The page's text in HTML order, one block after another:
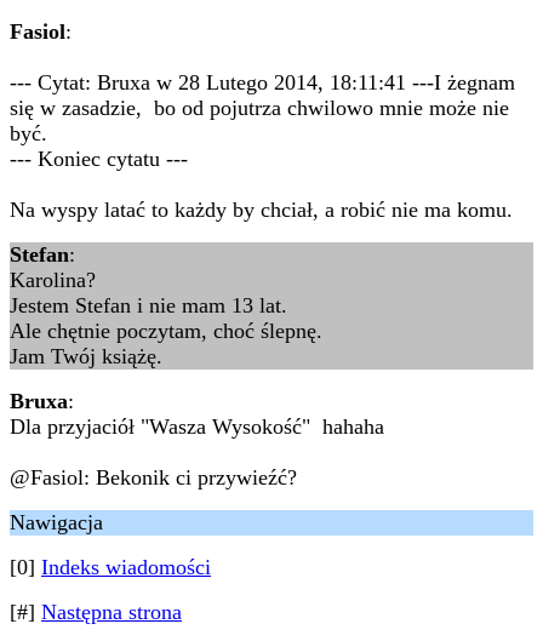
Fasiol:
--- Cytat: Bruxa w 28 Lutego 2014, 18:11:41 ---I żegnam
się w zasadzie, bo od pojutrza chwilowo mnie może nie
być.
--- Koniec cytatu ---
Na wyspy latać to każdy by chciał, a robić nie ma komu.
Stefan:
Karolina?
Jestem Stefan i nie mam 13 lat.
Ale chętnie poczytam, choć ślepnę.
Jam Twój książę.
Bruxa:
Dla przyjaciół "Wasza Wysokość" hahaha
@Fasiol: Bekonik ci przywieźć?
Nawigacja
[0] Indeks wiadomości
[#] Następna strona